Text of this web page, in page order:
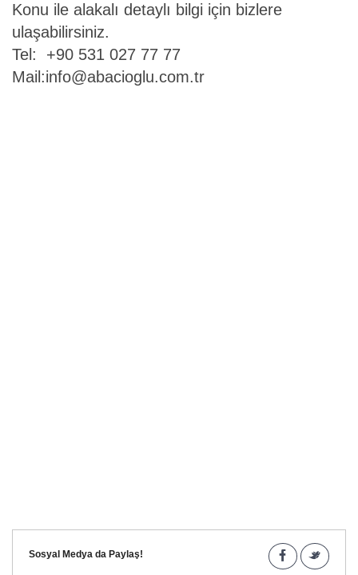
Konu ile alakalı detaylı bilgi için bizlere
ulaşabilirsiniz.
Tel: +90 531 027 77 77
Mail:info@abacioglu.com.tr
Sosyal Medya da Paylaş!